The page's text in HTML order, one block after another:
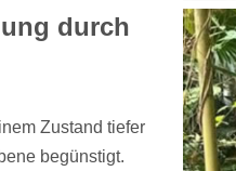
durch
Zustand tiefer
begünstigt.